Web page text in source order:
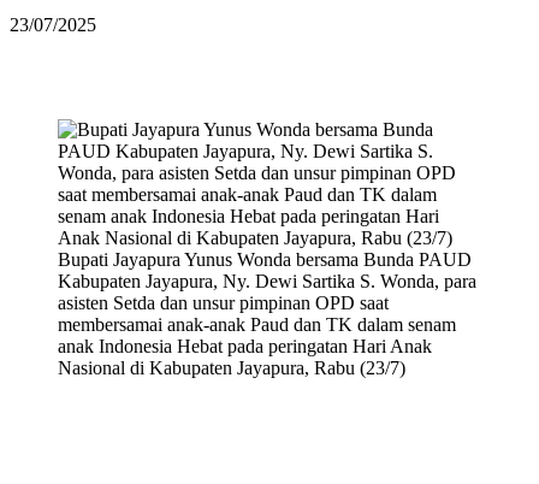
23/07/2025
Bupati Jayapura Yunus Wonda bersama Bunda PAUD
Kabupaten Jayapura, Ny. Dewi Sartika S. Wonda, para
asisten Setda dan unsur pimpinan OPD saat
membersamai anak-anak Paud dan TK dalam senam
anak Indonesia Hebat pada peringatan Hari Anak
Nasional di Kabupaten Jayapura, Rabu (23/7)